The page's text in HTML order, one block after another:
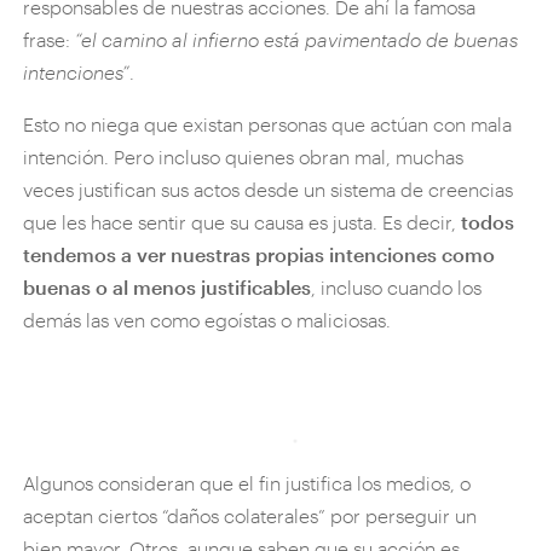
responsables de nuestras acciones. De ahí la famosa
frase: “el camino al infierno está pavimentado de buenas
intenciones”
Esto no niega que existan personas que actúan con mala
intención. Pero incluso quienes obran mal, muchas
veces justifican sus actos desde un sistema de creencias
que les hace sentir que su causa es justa. Es decir,todos
tendemos a ver nuestras propias intenciones como
buenas o al menos justificables , incluso cuando los
demás las ven como egoístas o maliciosas.
Algunos consideran que el fin justifica los medios, o
aceptan ciertos “daños colaterales” por perseguir un